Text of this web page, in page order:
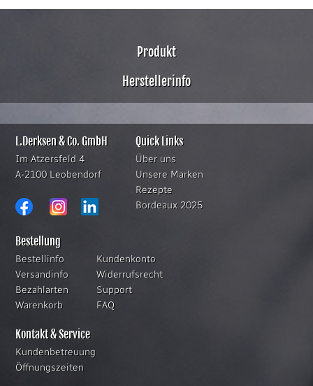
Produkt
Herstellerinfo
L.Derksen & Co. GmbH
Im Atzersfeld 4
A-2100 Leobendorf
Quick Links
Über uns
Unsere Marken
Rezepte
Bordeaux 2025
Bestellung
Bestellinfo
Versandinfo
Bezahlarten
Warenkorb
Kundenkonto
Widerrufsrecht
Support
FAQ
Kontakt & Service
Kundenbetreuung
Öffnungszeiten